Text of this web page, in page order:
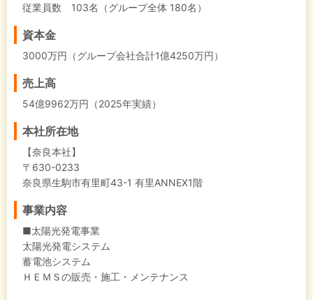
従業員数 103名（グループ全体 180名）
資本金
3000万円（グループ会社合計1億4250万円）
売上高
54億9962万円（2025年実績）
本社所在地
【奈良本社】
〒630-0233
奈良県生駒市有里町43-1 有里ANNEX1階
事業内容
■太陽光発電事業
太陽光発電システム
蓄電池システム
ＨＥＭＳの販売・施工・メンテナンス